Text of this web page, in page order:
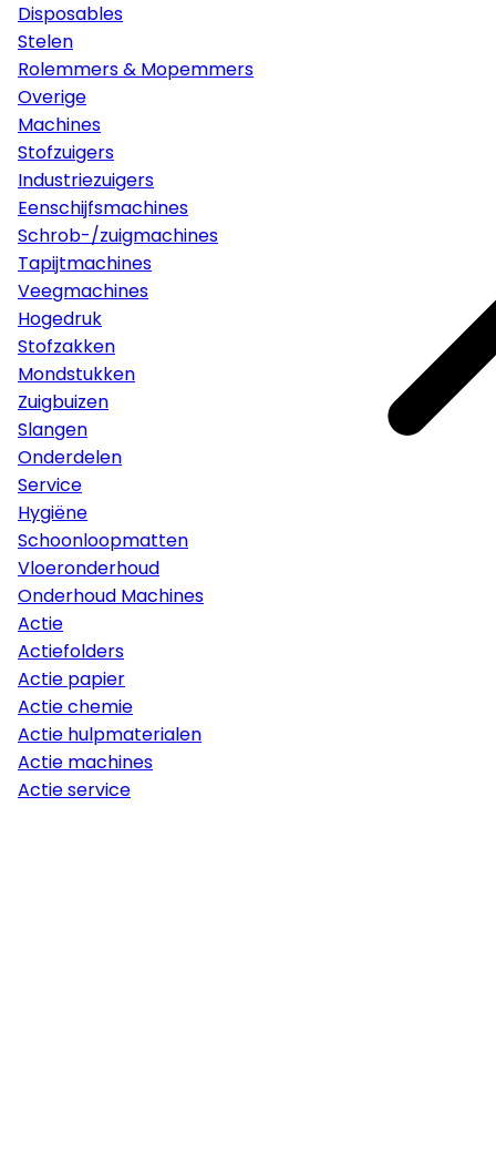
Disposables
Stelen
Rolemmers & Mopemmers
Overige
Machines
Stofzuigers
Industriezuigers
Eenschijfsmachines
Schrob-/zuigmachines
Tapijtmachines
Veegmachines
Hogedruk
Stofzakken
Mondstukken
Zuigbuizen
Slangen
Onderdelen
Service
Hygiëne
Schoonloopmatten
Vloeronderhoud
Onderhoud Machines
Actie
Actiefolders
Actie papier
Actie chemie
Actie hulpmaterialen
Actie machines
Actie service